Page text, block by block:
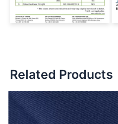
Related Products